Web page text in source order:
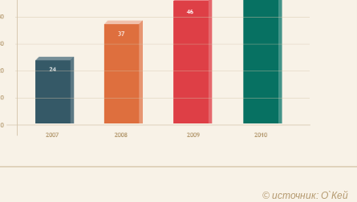
© источник: О`Кей